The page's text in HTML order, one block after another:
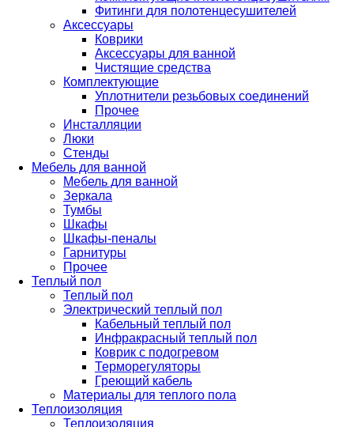
Фитинги для полотенцесушителей
Аксессуары
Коврики
Аксессуары для ванной
Чистящие средства
Комплектующие
Уплотнители резьбовых соединений
Прочее
Инсталляции
Люки
Стенды
Мебель для ванной
Мебель для ванной
Зеркала
Тумбы
Шкафы
Шкафы-пеналы
Гарнитуры
Прочее
Теплый пол
Теплый пол
Электрический теплый пол
Кабельный теплый пол
Инфракрасный теплый пол
Коврик с подогревом
Терморегуляторы
Греющий кабель
Материалы для теплого пола
Теплоизоляция
Теплоизоляция